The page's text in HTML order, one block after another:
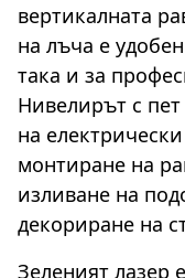
вертикалната
на лъча е
така и за
Нивелирът с
на
монтиране на
изливане на
декориране на
Зеленият лазер